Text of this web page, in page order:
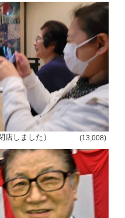
店しました） (13,008)